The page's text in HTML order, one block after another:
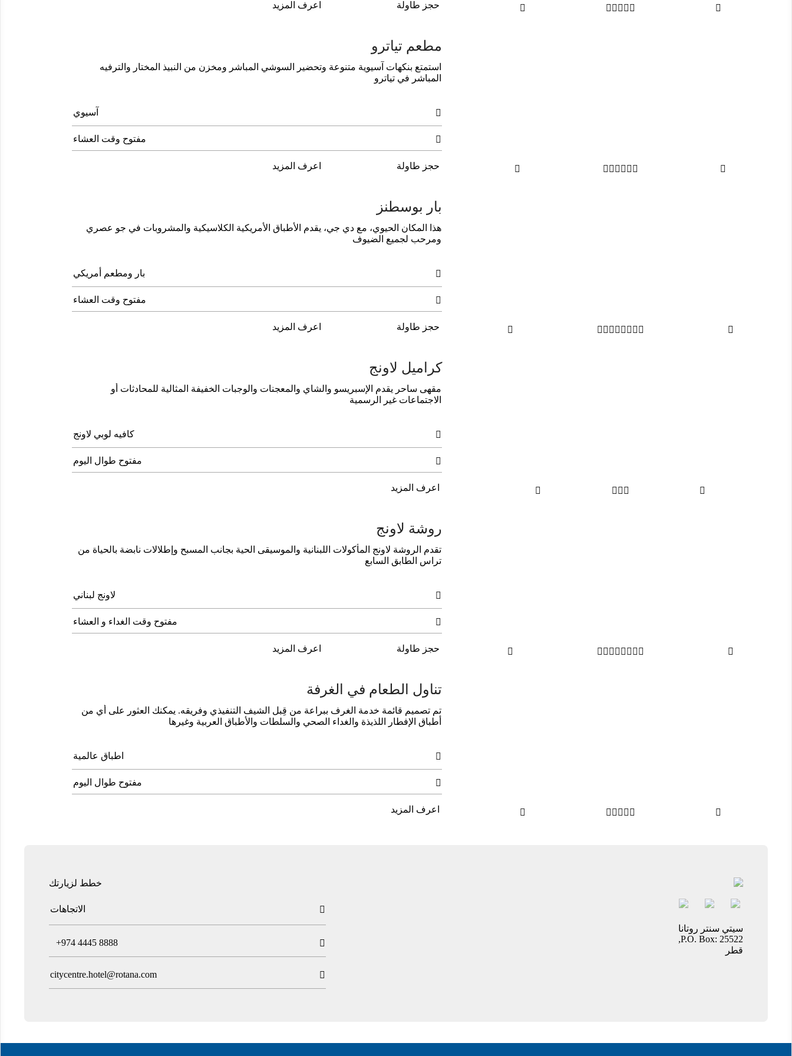

    
 حجز طاولة اعرف المزيد

     

مطعم تياترو
استمتع بنكهات آسيوية متنوعة وتحضير السوشي المباشر ومخزن من النبيذ المختار والترفيه
المباشر في تياترو
 آﺳﻴﻮي
 مفتوح وقت العشاء
حجز طاولة اعرف المزيد

       

بار بوسطنز
هذا المكان الحيوي، مع دي جي، يقدم الأطباق الأمريكية الكلاسيكية والمشروبات في جو عصري
ومرحب لجميع الضيوف
 بار ومطعم أمريكي
 مفتوح وقت العشاء
حجز طاولة اعرف المزيد

  

كراميل لاونج
ﻣﻘﻬﻰ ﺳﺎﺣﺮ ﻳﻘﺪم الإﺳﺒﺮﻳﺴﻮ واﻟﺸﺎي واﻟﻤﻌﺠﻨﺎت واﻟﻮﺟﺒﺎت اﻟﺨﻔﻴﻔﺔ اﻟﻤﺜﺎﻟﻴﺔ ﻟﻠﻤﺤﺎدﺛﺎت أو
الاﺟﺘﻤﺎﻋﺎت ﻏﻴﺮ اﻟﺮﺳﻤﻴﺔ
 كافيه لوبي لاونج
 مفتوح طوال اليوم
اعرف المزيد

       

روشة لاونج
ﺗﻘﺪم اﻟﺮوﺷﺔ لاونج اﻟﻤﺄﻛﻮلات اﻟﻠﺒﻨﺎﻧﻴﺔ والموسيقى الحية بجانب اﻟﻤﺴﺒﺢ وإطلالات ﻧﺎﺑﻀﺔ ﺑﺎﻟﺤﻴﺎة ﻣﻦ
تراس اﻟﻄﺎﺑﻖ اﻟﺴﺎﺑﻊ
 لاونج لبناني
 مفتوح وقت الغداء و العشاء
حجز طاولة اعرف المزيد

    

تناول الطعام في الغرفة
تم تصميم قائمة خدمة الغرف ببراعة من قِبل الشيف التنفيذي وفريقه. يمكنك العثور على أي من
أطباق الإفطار اللذيذة والغداء الصحي والسلطات والأطباق العربية وغيرها
 اطباق عالمية
 مفتوح طوال اليوم
اعرف المزيد
سيتي سنتر روتانا
P.O. Box: 25522,
قطر
خطط لزيارتك
 الاتجاهات

+974 4445 8888

citycentre.hotel@rotana.com